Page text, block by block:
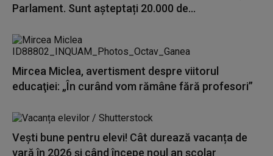
Parlament. Sunt așteptați 20.000 de...
Mircea Miclea, avertisment despre viitorul
educaţiei: „În curând vom rămâne fără profesori”
Vești bune pentru elevi! Cât durează vacanța de
vară în 2026 și când începe noul an școlar